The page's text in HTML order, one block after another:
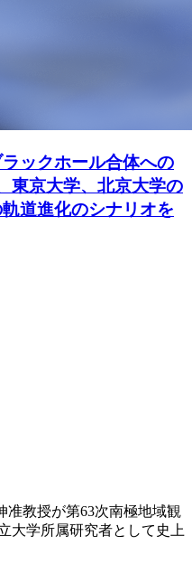
ックホール合体への
東京大学、北京大学の
道進化のシナリオを
准教授が第63次南極地域観
大学所属研究者として史上